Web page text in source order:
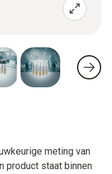
meting van
product staat binnen